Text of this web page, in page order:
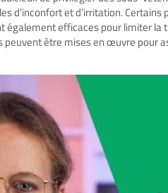
d’inconfort et d’irritation. Certains
également efficaces pour limiter
être mises en œuvre pour